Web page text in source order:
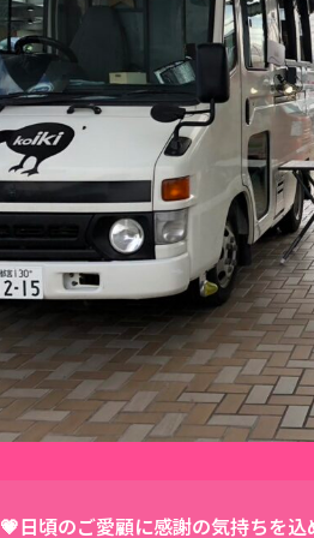
💗日頃のご愛顧に感謝の気持ちを込